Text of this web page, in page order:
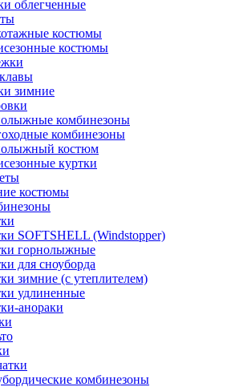
облегченные
костюмы
костюмы
зимние
комбинезоны
комбинезоны
костюм
куртки
костюмы
SOFTSHELL (Windstopper)
горнолыжные
для сноуборда
зимние (с утеплителем)
удлиненные
анораки
комбинезоны